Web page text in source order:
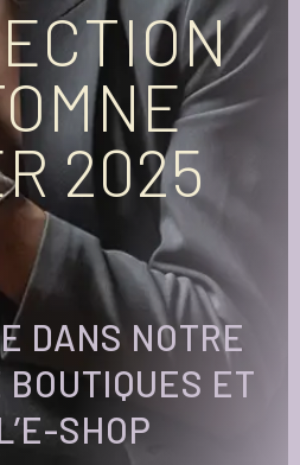
2025
DANS NOTRE
ET
E-SHOP